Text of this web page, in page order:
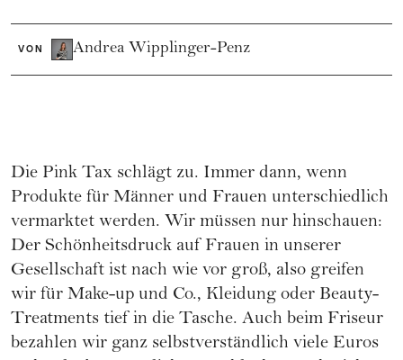
VON Andrea Wipplinger-Penz
Die Pink Tax schlägt zu. Immer dann, wenn
Produkte für Männer und Frauen unterschiedlich
vermarktet werden. Wir müssen nur hinschauen:
Der Schönheitsdruck auf Frauen in unserer
Gesellschaft ist nach wie vor groß, also greifen
wir für Make-up und Co., Kleidung oder Beauty-
Treatments tief in die Tasche. Auch beim Friseur
bezahlen wir ganz selbstverständlich viele Euros